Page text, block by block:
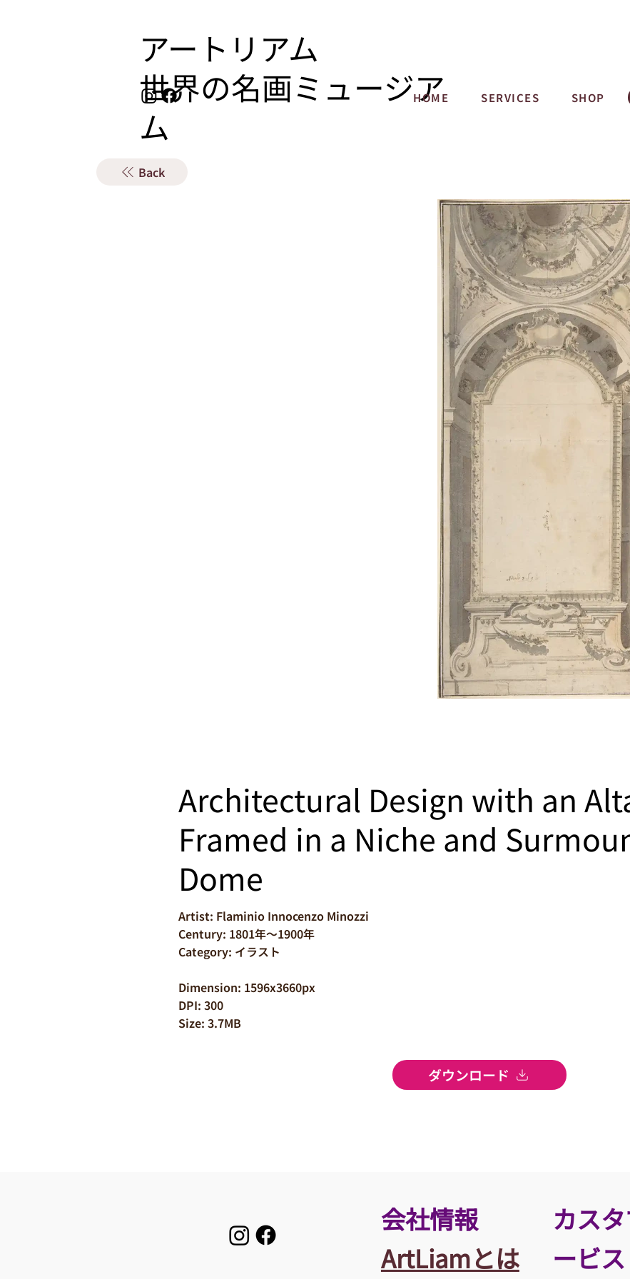
アートリアム
​世界の名画ミュージア
ム
HOME SERVICES SHOP
Back
Architectural Design with an
Framed in a Niche and
Dome
Artist: Flaminio Innocenzo Minozzi
Century: 1801年～1900年
Category: イラスト
Dimension: 1596x3660px
DPI: 300
Size: 3.7MB
ダウンロード
​会社情報
ArtLiamとは
カス
ービス